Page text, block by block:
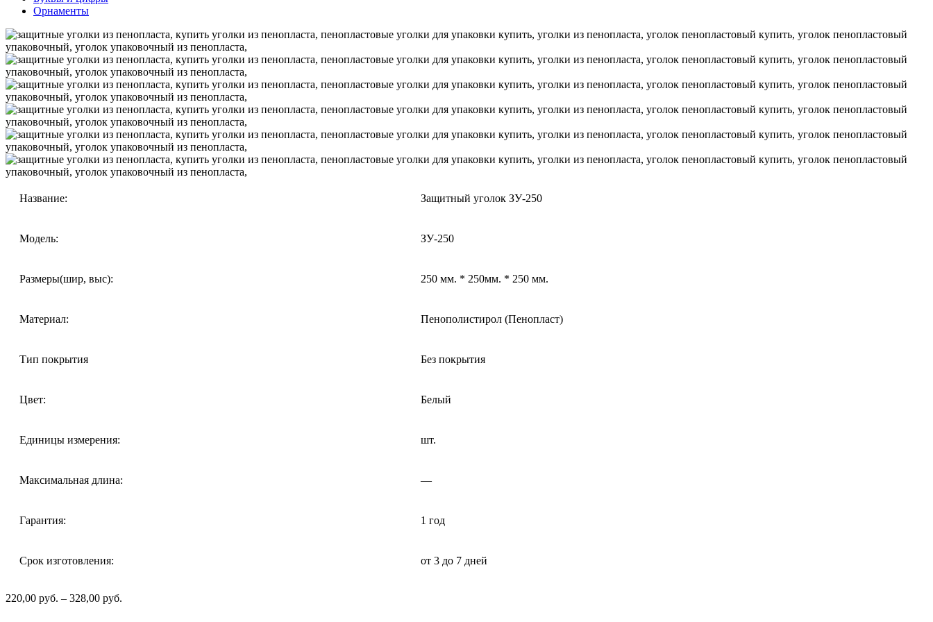
Орнаменты
Название: Защитный уголок ЗУ-250
Модель: ЗУ-250
Размеры(шир, выс): 250 мм. * 250мм. * 250 мм.
Материал: Пенополистирол (Пенопласт)
Тип покрытия Без покрытия
Цвет: Белый
Единицы измерения: шт.
Максимальная длина: —
Гарантия: 1 год
Срок изготовления: от 3 до 7 дней
220,00 руб. – 328,00 руб.